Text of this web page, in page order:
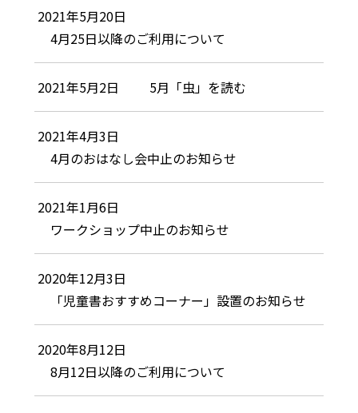
2021年5月20日
4月25日以降のご利用について
2021年5月2日 5月「虫」を読む
2021年4月3日
4月のおはなし会中止のお知らせ
2021年1月6日
ワークショップ中止のお知らせ
2020年12月3日
「児童書おすすめコーナー」設置のお知らせ
2020年8月12日
8月12日以降のご利用について